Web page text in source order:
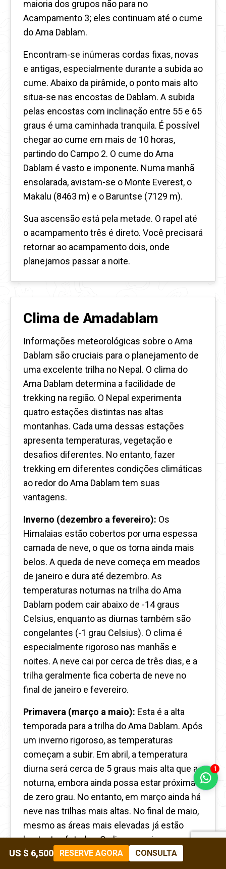
maioria dos grupos não para no
Acampamento 3; eles continuam até o cume
do Ama Dablam.
Encontram-se inúmeras cordas fixas, novas
e antigas, especialmente durante a subida ao
cume. Abaixo da pirâmide, o ponto mais alto
situa-se nas encostas de Dablam. A subida
pelas encostas com inclinação entre 55 e 65
graus é uma caminhada tranquila. É possível
chegar ao cume em mais de 10 horas,
partindo do Campo 2. O cume do Ama
Dablam é vasto e imponente. Numa manhã
ensolarada, avistam-se o Monte Everest, o
Makalu (8463 m) e o Baruntse (7129 m).
Sua ascensão está pela metade. O rapel até
o acampamento três é direto. Você precisará
retornar ao acampamento dois, onde
planejamos passar a noite.
Clima de Amadablam
Informações meteorológicas sobre o Ama
Dablam são cruciais para o planejamento de
uma excelente trilha no Nepal. O clima do
Ama Dablam determina a facilidade de
trekking na região. O Nepal experimenta
quatro estações distintas nas altas
montanhas. Cada uma dessas estações
apresenta temperaturas, vegetação e
desafios diferentes. No entanto, fazer
trekking em diferentes condições climáticas
ao redor do Ama Dablam tem suas
vantagens.
Inverno (dezembro a fevereiro): Os
Himalaias estão cobertos por uma espessa
camada de neve, o que os torna ainda mais
belos. A queda de neve começa em meados
de janeiro e dura até dezembro. As
temperaturas noturnas na trilha do Ama
Dablam podem cair abaixo de -14 graus
Celsius, enquanto as diurnas também são
congelantes (-1 grau Celsius). O clima é
especialmente rigoroso nas manhãs e
noites. A neve cai por cerca de três dias, e a
trilha geralmente fica coberta de neve no
final de janeiro e fevereiro.
Primavera (março a maio): Esta é a alta
temporada para a trilha do Ama Dablam. Após
um inverno rigoroso, as temperaturas
começam a subir. Em abril, a temperatura
diurna será cerca de 5 graus mais alta que a
noturna, embora ainda possa estar próxima
de zero grau. No entanto, em março ainda há
neve nas trilhas mais altas. No final de maio,
mesmo as áreas mais elevadas já estão
bastante afetadas. O clima na primavera na
trilha do Ama Dablam é excepcionalmente
US $ 6,500 RESERVE AGORA CONSULTA
1